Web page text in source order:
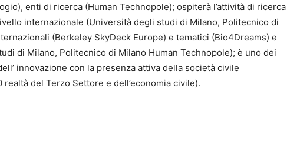
enti di ricerca (Human Technopole); ospiterà l’attività di ricerca
internazionale (Università degli studi di Milano, Politecnico di
(Berkeley SkyDeck Europe) e tematici (Bio4Dreams) e
di Milano, Politecnico di Milano Human Technopole); è uno dei
innovazione con la presenza attiva della società civile
del Terzo Settore e dell’economia civile).